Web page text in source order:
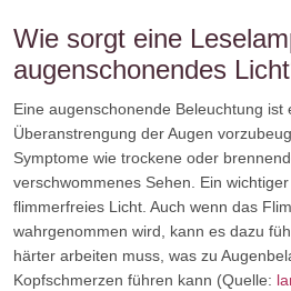
Wie sorgt eine
augenschonendes
Eine augenschonende Beleuchtung
Überanstrengung der Augen
Symptome wie trockene oder
verschwommenes Sehen. Ein
flimmerfreies Licht. Auch wenn das
wahrgenommen wird, kann es dazu
härter arbeiten muss, was zu
Kopfschmerzen führen kann (Quelle: